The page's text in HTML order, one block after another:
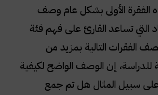
الأولى بشكل عام وصف
التي تساعد القارئ على فهم فئة
الفقرات التالية بمزيد من
للدراسة، إن الوصف الواضح لكيفية
على سبيل المثال هل تم جمع